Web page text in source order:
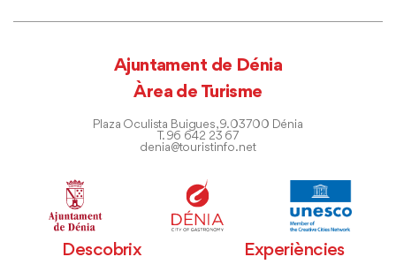
Ajuntament de Dénia
Àrea de Turisme
Plaza Oculista Buigues, 9. 03700 Dénia
T. 96 642 23 67
denia@touristinfo.net
Descobrix Experiències